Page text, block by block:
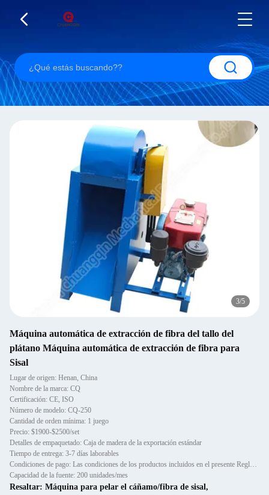
3/5
Máquina automática de extracción de fibra del tallo del
plátano Máquina automática de extracción de fibra para
Sisal
Lugar de origen: Henan, China
Nombre de la marca: CQ
Certificación: CE, ISO
Número de modelo: CQ-250
Cantidad de orden mínima: 1 juego
Precio: $1900-$2500/set
Detalles de empaquetado: Caja de madera de la exportación estándar
Tiempo de entrega: 3-7 días laborables
Condiciones de pago: Las condiciones de los productos incluidos en el presente Reglamento son las siguientes:
Capacidad de la fuente: 200 unidades/mes
Resaltar: Máquina para pelar el cáñamo/fibra de sisal,